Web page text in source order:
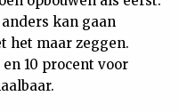
kan gaan
het maar zeggen.
10 procent voor